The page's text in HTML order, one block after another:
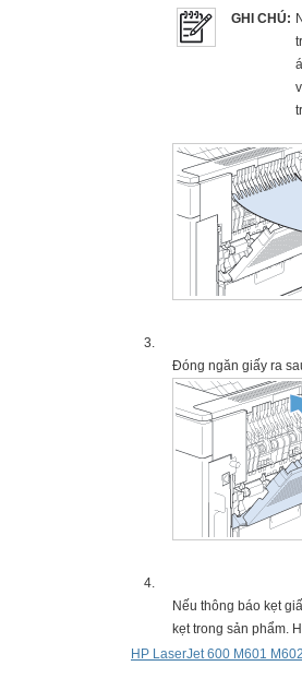
GHI CHÚ:
3.
Đóng ngăn giấy ra
4.
Nếu thông báo kẹt
kẹt trong sản phẩm.
HP LaserJet 600 M601